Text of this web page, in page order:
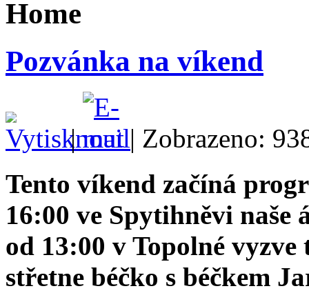
Home
Pozvánka na víkend
|
| Zobrazeno:
Tento víkend začíná
16:00 ve Spytihněvi naše
od 13:00 v Topolné
střetne béčko s béčkem